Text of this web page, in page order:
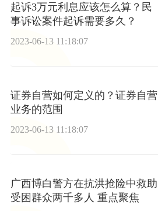
起诉3万元利息应该怎么算？民
事诉讼案件起诉需要多久？
2023-06-13 11:18:07
证券自营如何定义的？证券自营
业务的范围
2023-06-13 11:18:07
广西博白警方在抗洪抢险中救助
受困群众两千多人 重点聚焦